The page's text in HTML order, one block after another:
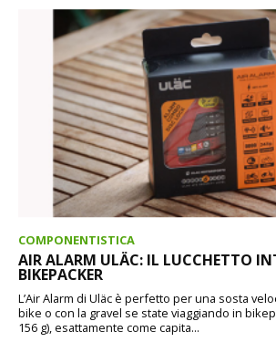
COMPONENTISTICA
AIR ALARM ULÄC: IL LUCCHETTO
BIKEPACKER
L’Air Alarm di Uläc è perfetto per una sosta
bike o con la gravel se state viaggiando in
156 g), esattamente come capita...